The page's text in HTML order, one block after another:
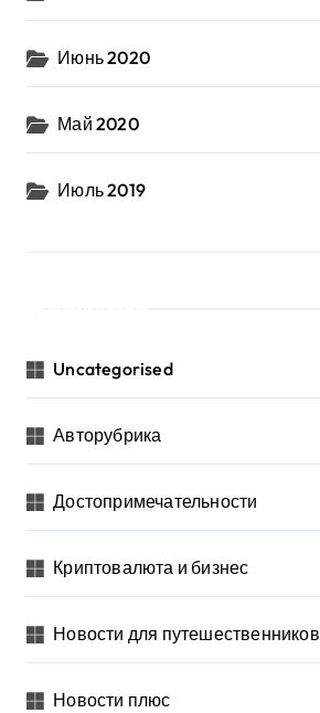
Июнь 2020
Май 2020
Июль 2019
Uncategorised
Авторубрика
Достопримечательности
Криптовалюта и бизнес
Новости для путешественников
Новости плюс